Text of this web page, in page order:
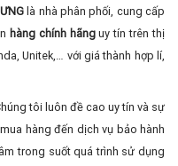
là nhà phân phối, cung cấp
hàng chính hãnguy tín trên thị
Unitek,… với giá thành hợp lí,
tôi luôn đề cao uy tín và sự
hàng đến dịch vụ bảo hành
trong suốt quá trình sử dụng